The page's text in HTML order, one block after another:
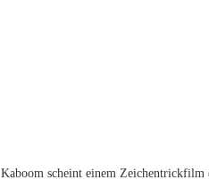
Kaboom scheint einem Zeichentrickfilm